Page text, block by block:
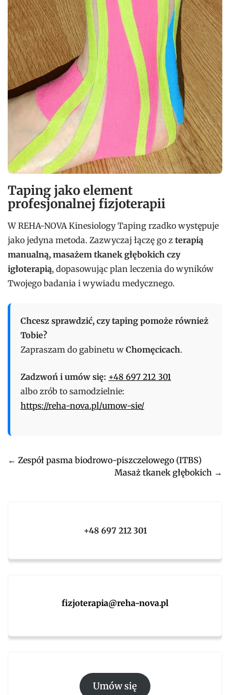
Taping jako element
profesjonalnej fizjoterapii
W REHA-NOVA Kinesiology Taping rzadko występuje
jako jedyna metoda. Zazwyczaj łączę go z terapią
manualną, masażem tkanek głębokich czy
igłoterapią, dopasowując plan leczenia do wyników
Twojego badania i wywiadu medycznego.
Chcesz sprawdzić, czy taping pomoże również
Tobie?
Zapraszam do gabinetu w Chomęcicach.
Zadzwoń i umów się: +48 697 212 301
albo zrób to samodzielnie:
https://reha-nova.pl/umow-sie/
Post
← Zespół pasma biodrowo-piszczelowego (ITBS)
Masaż tkanek głębokich →
+48 697 212 301
fizjoterapia@reha-nova.pl
Umów się